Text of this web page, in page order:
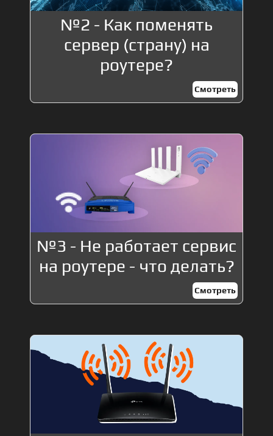
№2 - Как поменять
сервер (страну) на
роутере?
Смотреть
№3 - Не работает сервис
на роутере - что делать?
Смотреть